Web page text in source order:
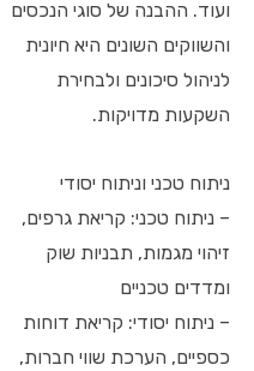
ועוד. ההבנה של סוגי הנכסים
והשווקים השונים היא חיונית
לניהול סיכונים ולבחירת
השקעות מדויקות.
ניתוח טכני וניתוח יסודי
– ניתוח טכני: קריאת גרפים,
זיהוי מגמות, תבניות שוק
ומדדים טכניים
– ניתוח יסודי: קריאת דוחות
כספיים, הערכת שווי חברות,